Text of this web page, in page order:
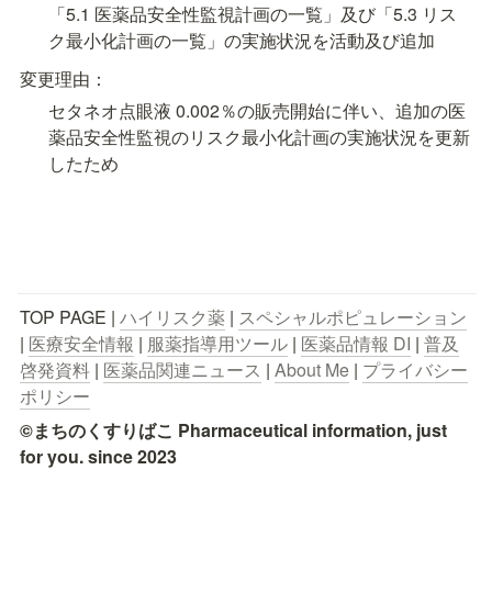
「5.1 医薬品安全性監視計画の一覧」及び「5.3 リス
ク最小化計画の一覧」の実施状況を活動及び追加
変更理由：
セタネオ点眼液 0.002％の販売開始に伴い、追加の医
薬品安全性監視のリスク最小化計画の実施状況を更新
したため
TOP PAGE | ハイリスク薬 | スペシャルポピュレーション
| 医療安全情報 | 服薬指導用ツール | 医薬品情報 DI | 普及
啓発資料 | 医薬品関連ニュース | About Me | プライバシー
ポリシー
©まちのくすりばこ Pharmaceutical information, just
for you. since 2023